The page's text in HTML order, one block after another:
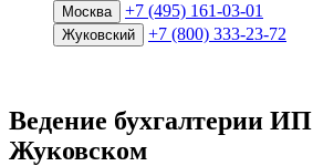
Москва +7 (495) 161-03-01
Жуковский +7 (800) 333-23-72
Ведение бухгалтерии
Жуковском